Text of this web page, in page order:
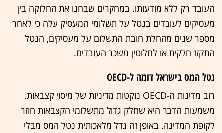
העובד רק ללא מודעותו. במחקרים שבחנו את החלוקה בין
מעסיקים לעובדים בנטל על תשלומי המעסיק עלה כי לאחר
מספר שנים מהחלת חובת התשלום על מעסיקים, הנטל
התקזז חלקית או לחלוטין משכר העובדים.
נטל המס בישראל דומה ל-OECD
רוב מדינות ה-OECD נוקטות מדיניות של מיסוי קצבאות.
משמעות הדבר היא שחלק גדול מתשלומי הקצבאות חוזר
לקופת המדינה. באופן זה גדל מלאכותית נטל המס מבלי